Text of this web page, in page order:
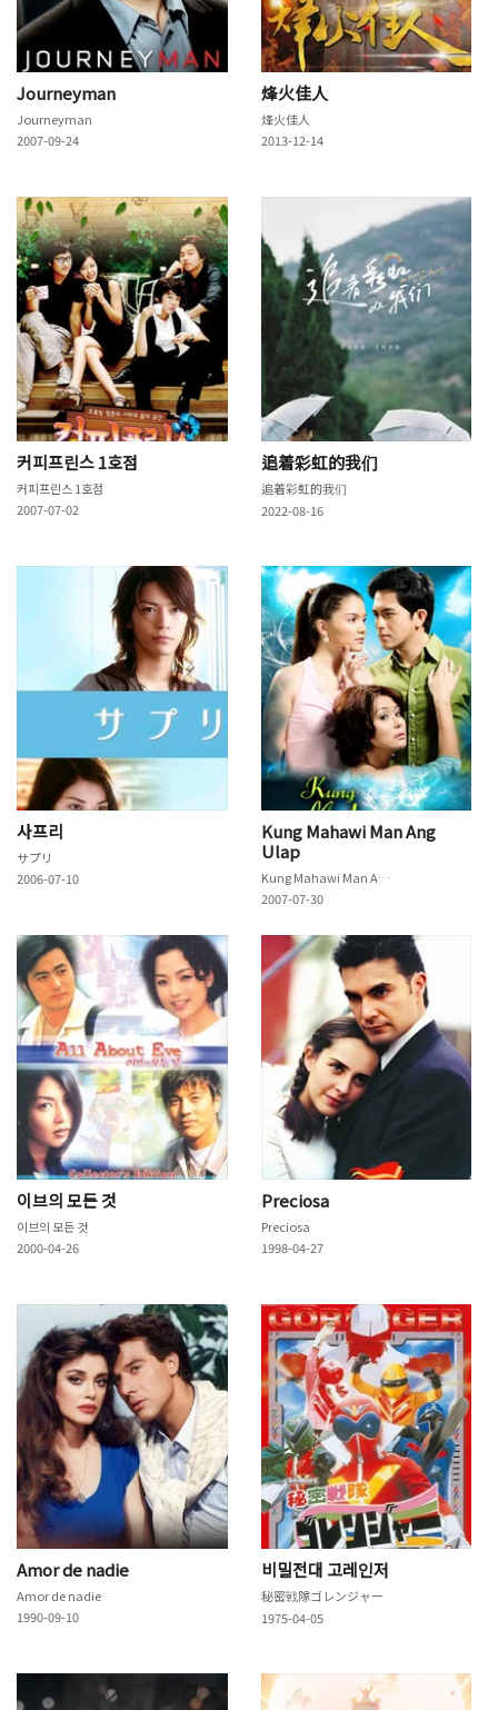
Journeyman
Journeyman
2007-09-24
烽火佳人
烽火佳人
2013-12-14
커피프린스 1호점
커피프린스 1호점
2007-07-02
追着彩虹的我们
追着彩虹的我们
2022-08-16
사프리
サプリ
2006-07-10
Kung Mahawi Man Ang
Ulap
Kung Mahawi Man Ang Ulap
2007-07-30
이브의 모든 것
이브의 모든 것
2000-04-26
Preciosa
Preciosa
1998-04-27
Amor de nadie
Amor de nadie
1990-09-10
비밀전대 고레인저
秘密戦隊ゴレンジャー
1975-04-05